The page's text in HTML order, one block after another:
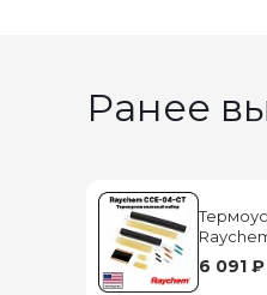
Ранее
6 091 ₽